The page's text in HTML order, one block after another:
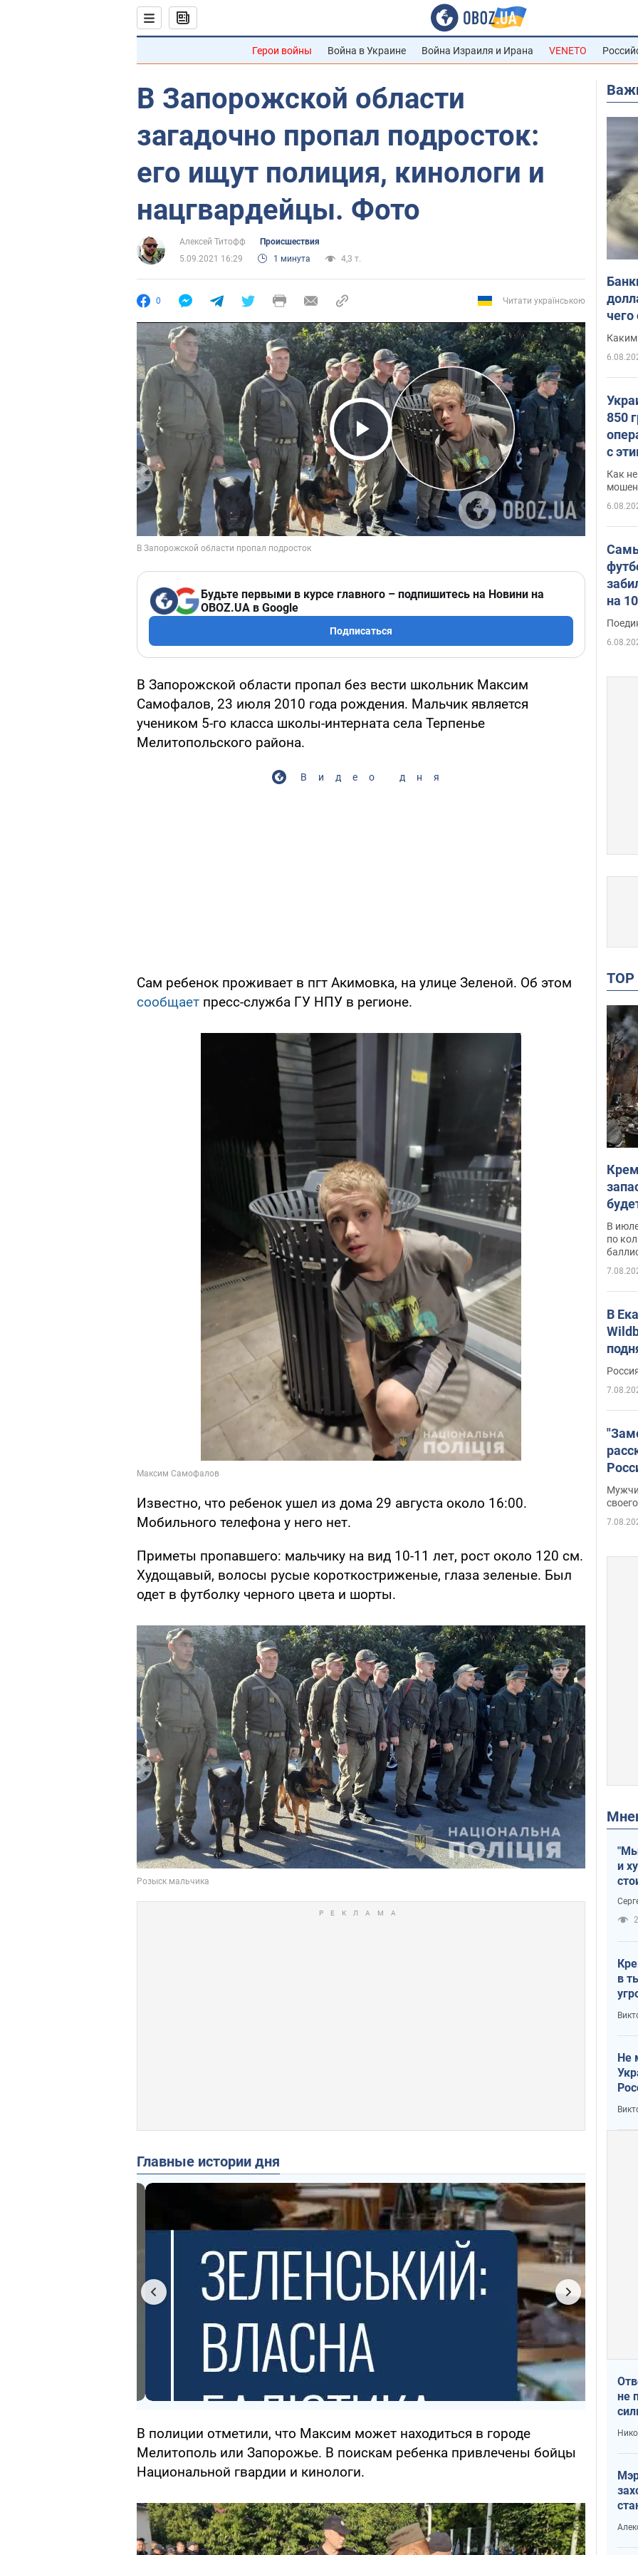
Герои войны Война в Украине Война Израиля и Ирана VENETO
В Запорожской области
загадочно пропал подросток:
его ищут полиция, кинологи и
нацгвардейцы. Фото
Алексей Титофф
Происшествия
5.09.2021 16:29
1 минута 4,3 т.
0 Читати українською
Play Video
Будьте первыми в курсе главного – подпишитесь на Новини на
OBOZ.UA в Google
Подписаться
В Запорожской области пропал без вести школьник Максим
Самофалов, 23 июля 2010 года рождения. Мальчик является
учеником 5-го класса школы-интерната села Терпенье
Мелитопольского района.
Видео дня
Сам ребенок проживает в пгт Акимовка, на улице Зеленой. Об этом
сообщает пресс-служба ГУ НПУ в регионе.
Известно, что ребенок ушел из дома 29 августа около 16:00.
Мобильного телефона у него нет.
Приметы пропавшего: мальчику на вид 10-11 лет, рост около 120 см.
Худощавый, волосы русые короткостриженые, глаза зеленые. Был
одет в футболку черного цвета и шорты.
Главные истории дня
В полиции отметили, что Максим может находиться в городе
Мелитополь или Запорожье. В поискам ребенка привлечены бойцы
Национальной гвардии и кинологи.
Каким
850
с
Как
на
В
по
В
Фото
и
в
Не
не
и